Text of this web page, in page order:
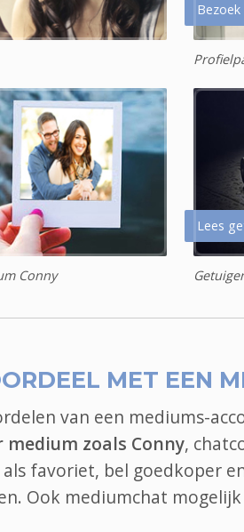
Conny
Lees
MET EEN
van een mediums-
zoals Conny,
favoriet, bel goedkoper
Ook mediumchat